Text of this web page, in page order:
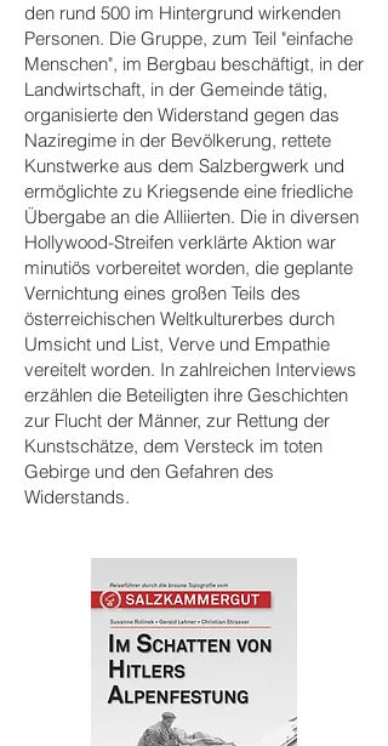
den rund 500 im Hintergrund wirkenden
Personen. Die Gruppe, zum Teil "einfache
Menschen", im Bergbau beschäftigt, in der
Landwirtschaft, in der Gemeinde tätig,
organisierte den Widerstand gegen das
Naziregime in der Bevölkerung, rettete
Kunstwerke aus dem Salzbergwerk und
ermöglichte zu Kriegsende eine friedliche
Übergabe an die Alliierten. Die in diversen
Hollywood-Streifen verklärte Aktion war
minutiös vorbereitet worden, die geplante
Vernichtung eines großen Teils des
österreichischen Weltkulturerbes durch
Umsicht und List, Verve und Empathie
vereitelt worden. In zahlreichen Interviews
erzählen die Beteiligten ihre Geschichten
zur Flucht der Männer, zur Rettung der
Kunstschätze, dem Versteck im toten
Gebirge und den Gefahren des
Widerstands.